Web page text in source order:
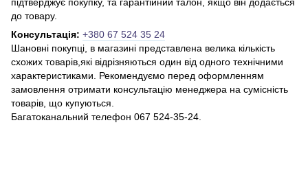
до товару.
Консультація: +380 67 524 35 24
Шановні покупці, в магазині представлена ​​велика кількість
схожих товарів,які відрізняються один від одного технічними
характеристиками. Рекомендуємо перед оформленням
замовлення отримати консультацію менеджера на сумісність
товарів, що купуються.
Багатоканальний телефон 067 524-35-24.